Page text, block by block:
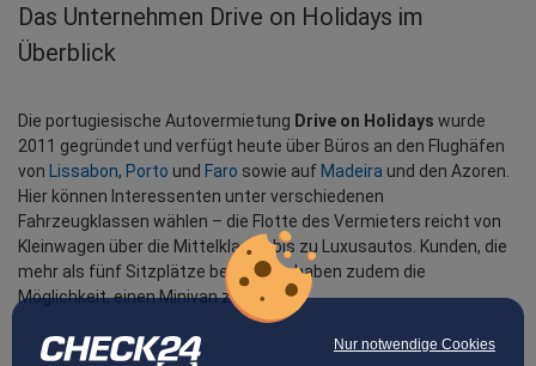
Nur notwendige Cookies
Das Unternehmen Drive on Holidays im
Überblick
Die portugiesische Autovermietung Drive on Holidays wurde
2011 gegründet und verfügt heute über Büros an den Flughäfen
von
Lissabon, Porto und Faro sowie auf Madeira und den Azoren.
Hier können Interessenten unter verschiedenen
Fahrzeugklassen wählen – die Flotte des Vermieters reicht von
Kleinwagen über die Mittelklasse bis zu Luxusautos. Kunden, die
mehr als fünf Sitzplätze benötigen, haben zudem die
Möglichkeit, einen Minivan zu mieten.